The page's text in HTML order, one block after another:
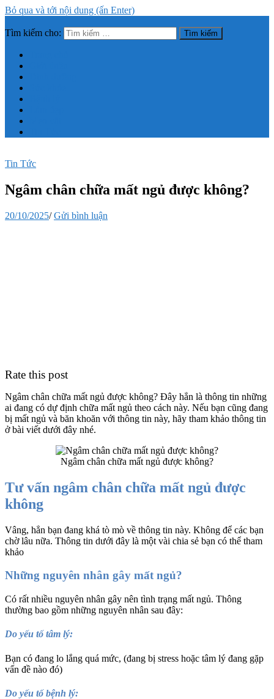
Bỏ qua và tới nội dung (ấn Enter)
Trang thông tin tổng hợp về sức khỏe, làm đẹp
Tìm kiếm cho:
Tin Tức
Ngâm chân chữa mất ngủ được không?
20/10/2025/Gửi bình luận
Rate this post
Ngâm chân chữa mất ngủ được không? Đây hẳn là thông tin những
ai đang có dự định chữa mất ngủ theo cách này. Nếu bạn cũng đang
bị mất ngủ và băn khoăn với thông tin này, hãy tham khảo thông tin
ở bài viết dưới đây nhé.
Ngâm chân chữa mất ngủ được không?
Tư vấn ngâm chân chữa mất ngủ được
không
Vâng, hẳn bạn đang khá tò mò về thông tin này. Không để các bạn
chờ lâu nữa. Thông tin dưới đây là một vài chia sẻ bạn có thể tham
khảo
Những nguyên nhân gây mất ngủ?
Có rất nhiều nguyên nhân gây nên tình trạng mất ngủ. Thông
thường bao gồm những nguyên nhân sau đây:
Do yếu tố tâm lý:
Bạn có đang lo lắng quá mức, (đang bị stress hoặc tâm lý đang gặp
vấn đề nào đó)
Do yếu tố bệnh lý: